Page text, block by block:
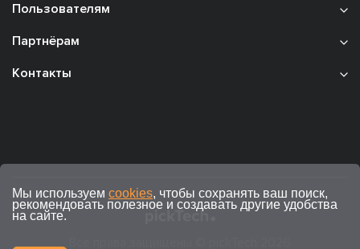
Пользователям
Партнёрам
Контакты
Мы используем cookies, чтобы сохранять ваш поиск,
рекомендовать полезное и создавать другие удобства
на сайте.